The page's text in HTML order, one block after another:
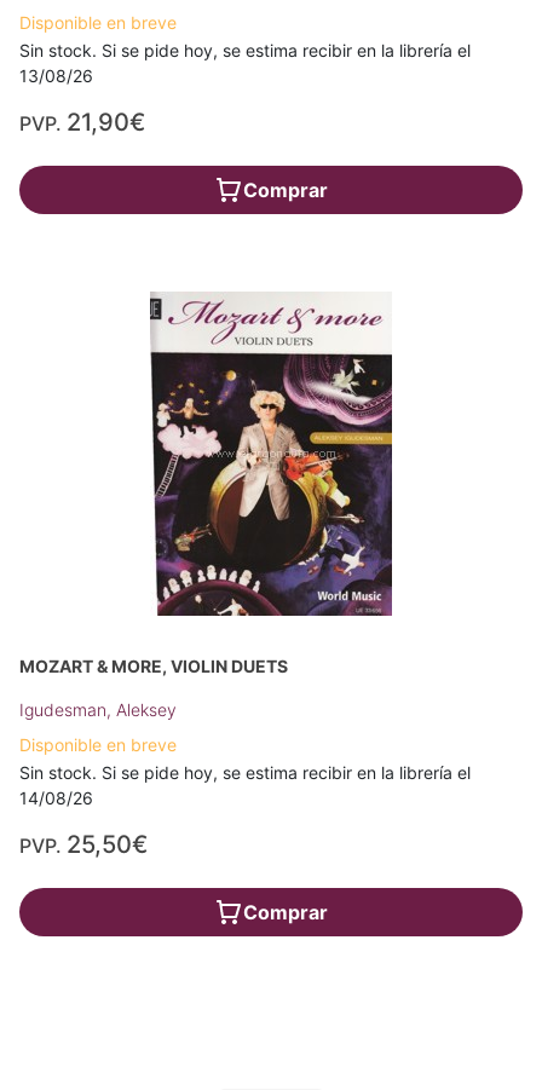
Disponible en breve
Sin stock. Si se pide hoy, se estima recibir en la librería el
13/08/26
PVP. 21,90€
Comprar
MOZART & MORE, VIOLIN DUETS
Igudesman, Aleksey
Disponible en breve
Sin stock. Si se pide hoy, se estima recibir en la librería el
14/08/26
PVP. 25,50€
Comprar